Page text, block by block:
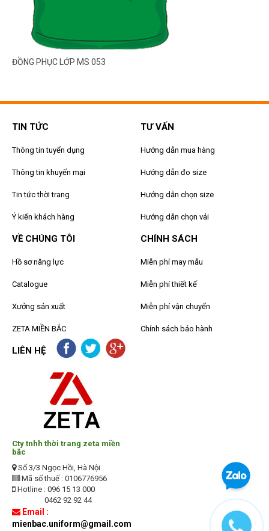
ĐỒNG PHỤC LỚP MS 053
TIN TỨC
Thông tin tuyển dụng
Thông tin khuyến mại
Tin tức thời trang
Ý kiến khách hàng
TƯ VẤN
Hướng dẫn mua hàng
Hướng dẫn đo size
Hướng dẫn chọn size
Hướng dẫn chọn vải
VỀ CHÚNG TÔI
Hồ sơ năng lực
Catalogue
Xưởng sản xuất
ZETA MIỀN BẮC
CHÍNH SÁCH
Miễn phí may mẫu
Miễn phí thiết kế
Miễn phí vận chuyển
Chính sách bảo hành
LIÊN HỆ
Cty tnhh thời trang zeta miền
bắc
Số 3/3 Ngọc Hồi, Hà Nội
Mã số thuế : 0106776956
Hotline : 096 15 13 000
0462 92 92 44
Email :
mienbac.uniform@gmail.com